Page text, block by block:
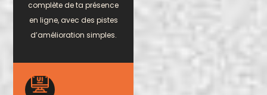
complète de ta présence
en ligne, avec des pistes
d’amélioration simples.